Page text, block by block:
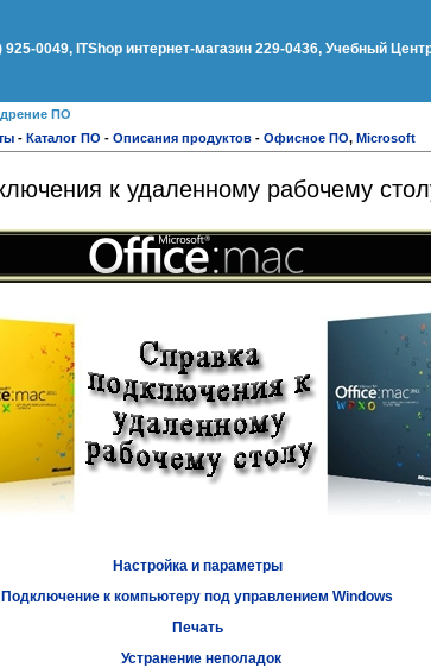
925-0049, ITShop интернет-магазин 229-0436, Учебный
ПО
- Каталог ПО - Описания продуктов - Офисное ПО, Microsoft
к удаленному рабочему
Настройка и параметры
Подключение к компьютеру под управлением Windows
Печать
Устранение неполадок